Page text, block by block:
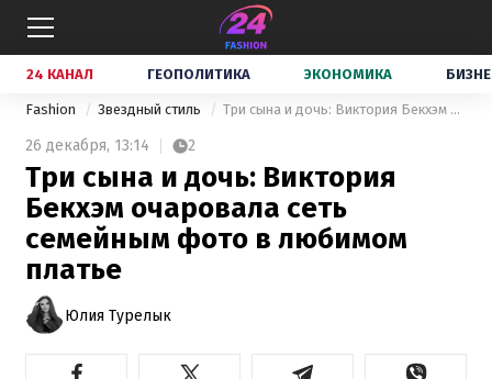
24 КАНАЛ ГЕОПОЛИТИКА ЭКОНОМИКА
Fashion Звездный стиль Три сына и дочь: Виктория Бекхэм очаровала сеть семейным фото в любимом платье
26 декабря, 13:14 2
Три сына и дочь: Виктория
Бекхэм очаровала сеть
семейным фото в любимом
платье
Юлия Турелык